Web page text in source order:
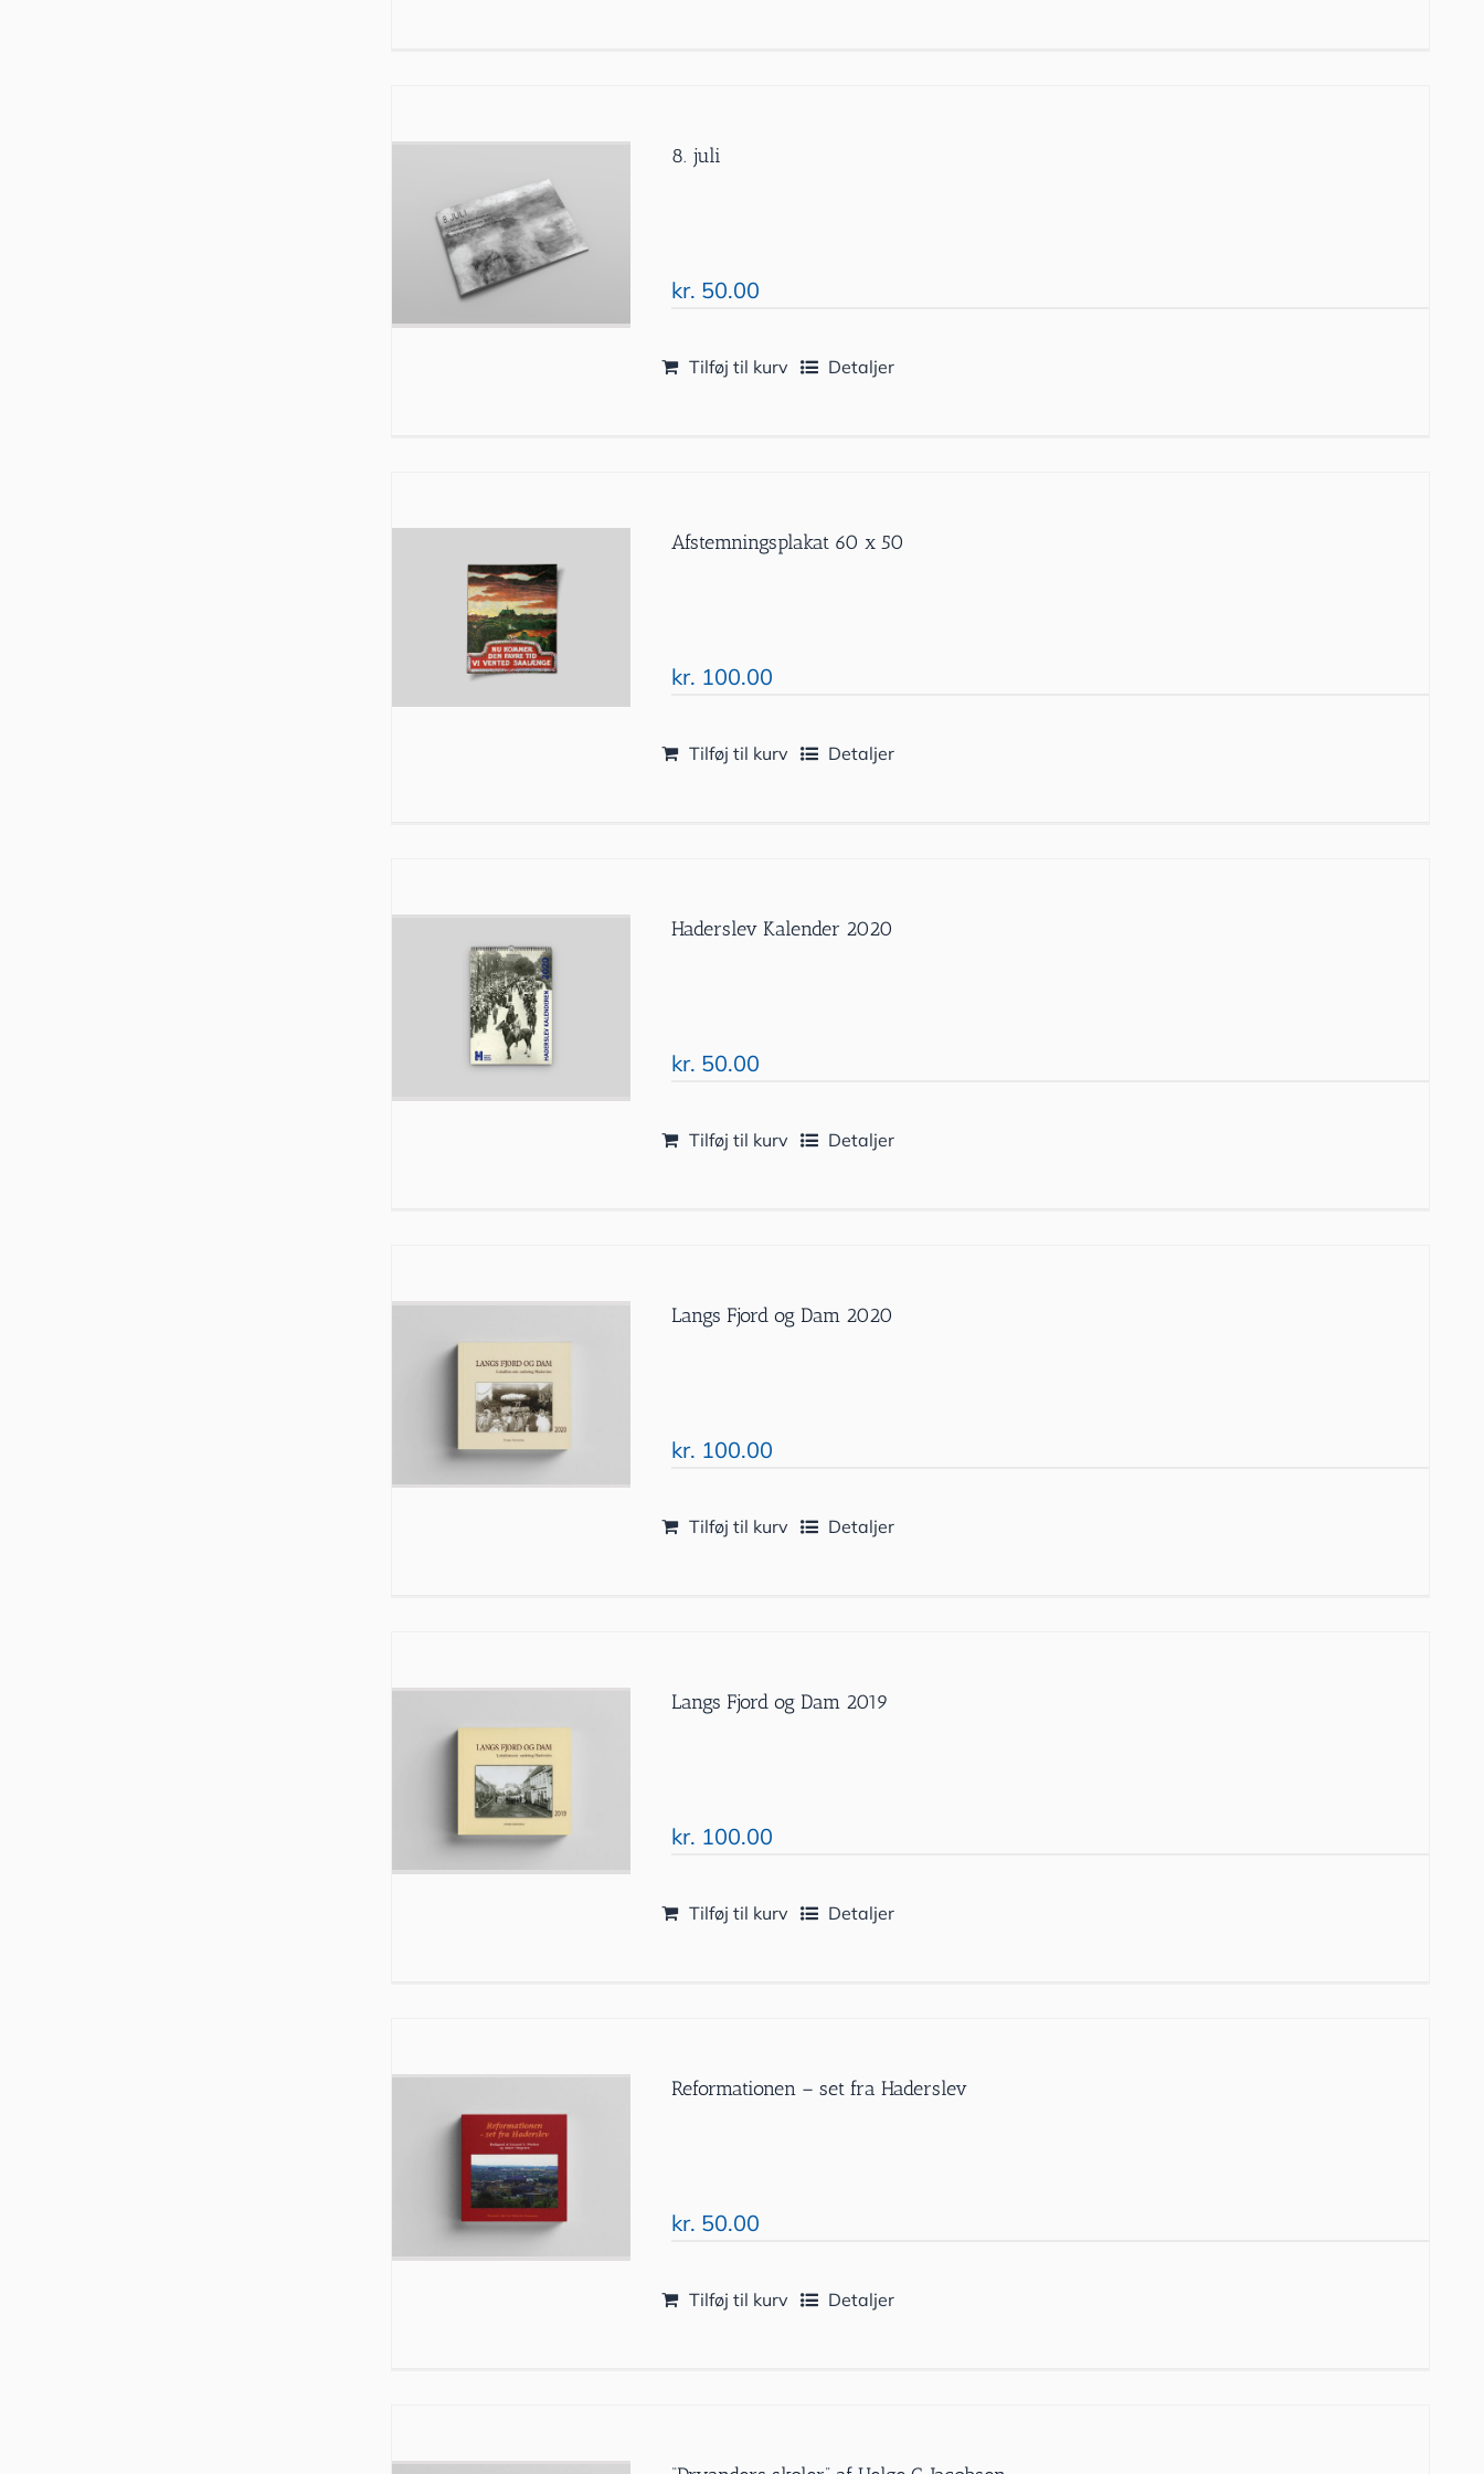
8. juli
kr. 50.00
Tilføj til kurv Detaljer
Afstemningsplakat 60 x 50
kr. 100.00
Tilføj til kurv Detaljer
Haderslev Kalender 2020
kr. 50.00
Tilføj til kurv Detaljer
Langs Fjord og Dam 2020
kr. 100.00
Tilføj til kurv Detaljer
Langs Fjord og Dam 2019
kr. 100.00
Tilføj til kurv Detaljer
Reformationen – set fra Haderslev
kr. 50.00
Tilføj til kurv Detaljer